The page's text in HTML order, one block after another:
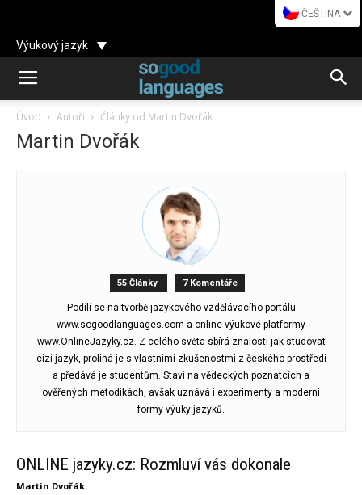
ČEŠTINA
Výukový jazyk
Úvod Autoři Články od Martin Dvořák
Martin Dvořák
55 Články 7 Komentáře
Podílí se na tvorbě jazykového vzdělávacího portálu
www.sogoodlanguages.com a online výukové platformy
www.OnlineJazyky.cz. Z celého světa sbírá znalosti jak studovat
cizí jazyk, prolíná je s vlastními zkušenostmi z českého prostředí
a předává je studentům. Staví na vědeckých poznatcích a
ověřených metodikách, avšak uznává i experimenty a moderní
formy výuky jazyků.
ONLINE jazyky.cz: Rozmluví vás dokonale
Martin Dvořák